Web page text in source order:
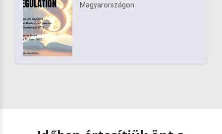
Magyarországon